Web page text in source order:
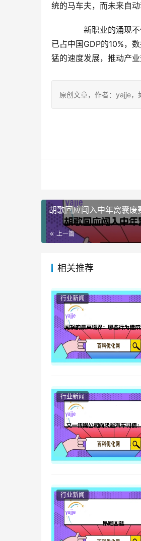
统的马车夫，而未来自
新职业的涌现不
已占中国GDP的10%，
猛的速度发展，推动产
原创文章，作者：yajje
胡歌回应闯入中年窝囊
上一篇
相关推荐
行业新闻
行业新闻
行业新闻